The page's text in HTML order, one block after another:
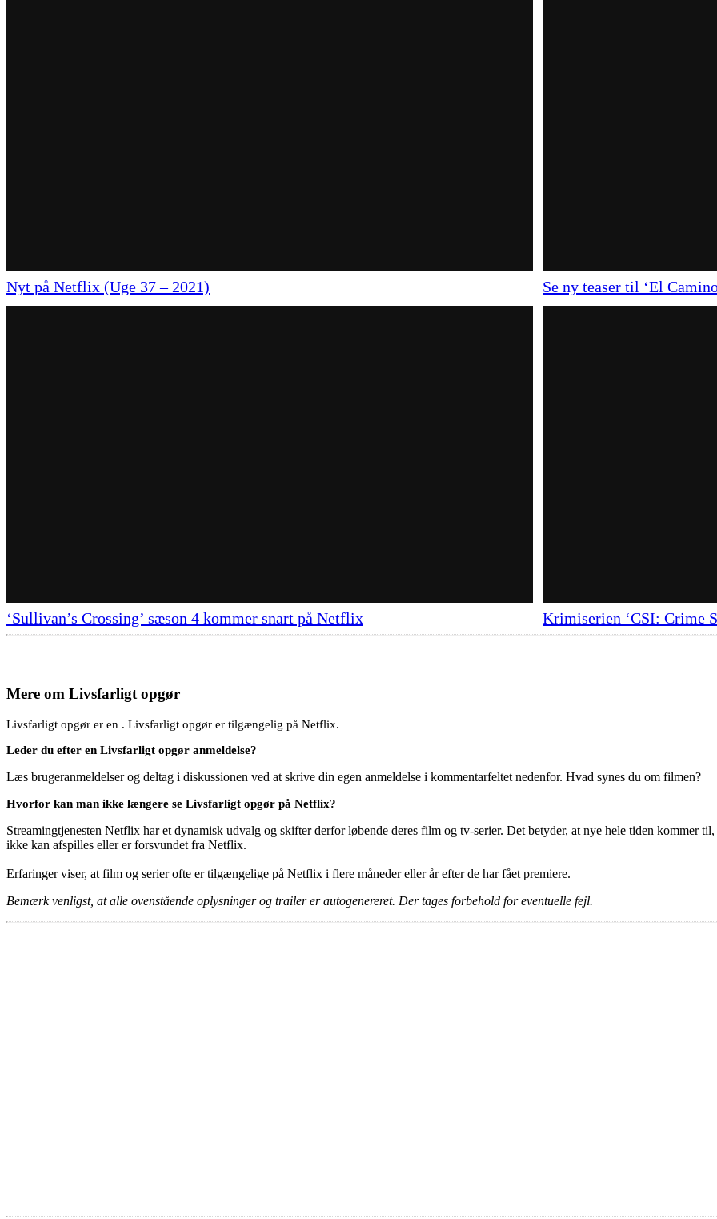
Nyt på Netflix (Uge 37 – 2021) Se ny teaser til ‘El
‘Sullivan’s Crossing’ sæson 4 kommer snart på Netflix Krimiserien ‘CSI: Crime
Mere om Livsfarligt opgør
Livsfarligt opgør er en . Livsfarligt opgør er tilgængelig på Netflix.
Leder du efter en Livsfarligt opgør anmeldelse?
Læs brugeranmeldelser og deltag i diskussionen ved at skrive din egen anmeldelse i kommentarfeltet nedenfor. Hvad synes du om filmen?
Hvorfor kan man ikke længere se Livsfarligt opgør på Netflix?
Streamingtjenesten Netflix har et dynamisk udvalg og skifter derfor løbende deres film og tv-serier. Det betyder, at nye hele tiden kommer
ikke kan afspilles eller er forsvundet fra Netflix.
Erfaringer viser, at film og serier ofte er tilgængelige på Netflix i flere måneder eller år efter de har fået premiere.
Bemærk venligst, at alle ovenstående oplysninger og trailer er autogenereret. Der tages forbehold for eventuelle fejl.